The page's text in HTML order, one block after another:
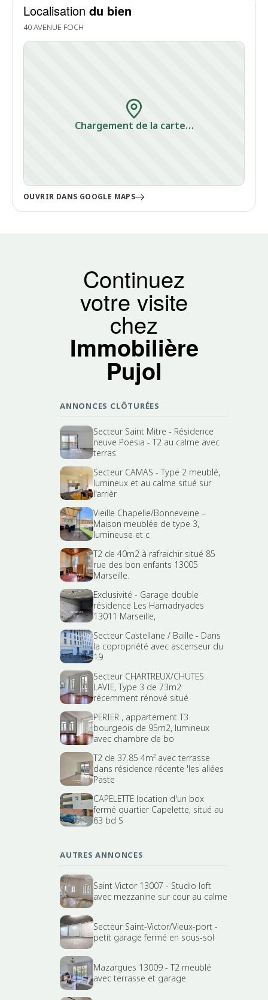
Localisation du bien
40 AVENUE FOCH
Chargement de la carte…
OUVRIR DANS GOOGLE MAPS
Continuez
votre visite
chez
Immobilière
Pujol
ANNONCES CLÔTURÉES
Secteur Saint Mitre - Résidence
neuve Poesia - T2 au calme avec
terras
Secteur CAMAS - Type 2 meublé,
lumineux et au calme situé sur
l'arrièr
Vieille Chapelle/Bonneveine –
Maison meublée de type 3,
lumineuse et c
T2 de 40m2 à rafraichir situé 85
rue des bon enfants 13005
Marseille.
Exclusivité - Garage double
résidence Les Hamadryades
13011 Marseille,
Secteur Castellane / Baille - Dans
la copropriété avec ascenseur du
19
Secteur CHARTREUX/CHUTES
LAVIE, Type 3 de 73m2
récemment rénové situé
PERIER , appartement T3
bourgeois de 95m2, lumineux
avec chambre de bo
T2 de 37.85 4m² avec terrasse
dans résidence récente 'les allées
Paste
CAPELETTE location d'un box
fermé quartier Capelette, situé au
63 bd S
AUTRES ANNONCES
Saint Victor 13007 - Studio loft
avec mezzanine sur cour au calme
Secteur Saint-Victor/Vieux-port -
petit garage fermé en sous-sol
Mazargues 13009 - T2 meublé
avec terrasse et garage